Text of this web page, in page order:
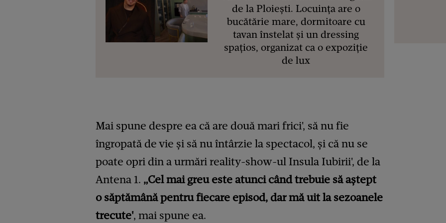
de la Ploiești. Locuința are o
bucătărie mare, dormitoare cu
tavan înstelat și un dressing
spațios, organizat ca o expoziție
de lux
Mai spune despre ea că are două mari frici', să nu fie
îngropată de vie și să nu întârzie la spectacol, și că nu se
poate opri din a urmări reality-show-ul Insula Iubirii', de la
Antena 1. „Cel mai greu este atunci când trebuie să aștept
o săptămână pentru fiecare episod, dar mă uit la sezoanele
trecute', mai spune ea.